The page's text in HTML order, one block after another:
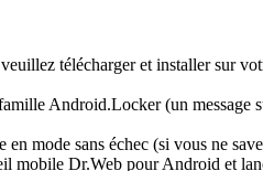
télécharger et installer sur
Android.Locker (un
en mode sans échec (si vous ne
mobile Dr.Web pour Android et